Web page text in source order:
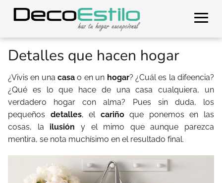
Detalles que hacen hogar
¿Vivis en unacasao en un hogar? ¿Cuál es la difeencia?
¿Qué es lo que hace de una casa cualquiera, un
verdadero hogar con alma? Pues sin duda, los
pequeños detalles, el cariñoque ponemos en las
cosas, la ilusión y el mimo que aunque parezca
mentira, se nota muchísimo en el resultado final.